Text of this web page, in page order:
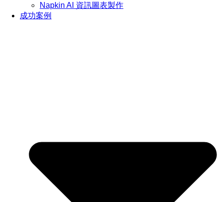
Napkin AI 資訊圖表製作
成功案例